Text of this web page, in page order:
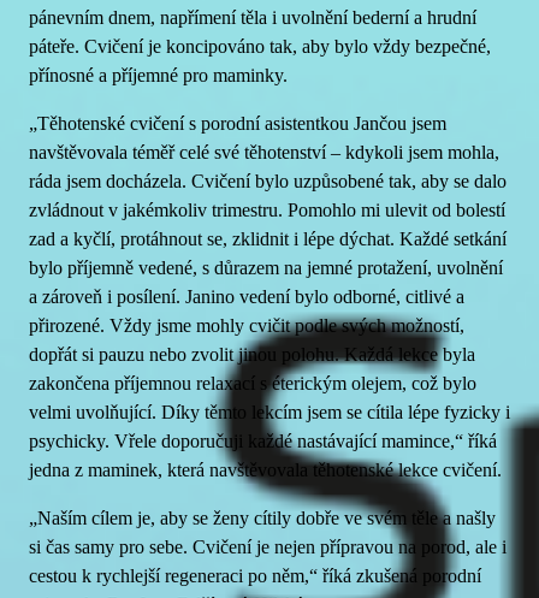
pánevním dnem, napřímení těla i uvolnění bederní a hrudní
páteře. Cvičení je koncipováno tak, aby bylo vždy bezpečné,
přínosné a příjemné pro maminky.
„Těhotenské cvičení s porodní asistentkou Jančou jsem
navštěvovala téměř celé své těhotenství – kdykoli jsem mohla,
ráda jsem docházela. Cvičení bylo uzpůsobené tak, aby se dalo
zvládnout v jakémkoliv trimestru. Pomohlo mi ulevit od bolestí
zad a kyčlí, protáhnout se, zklidnit i lépe dýchat. Každé setkání
bylo příjemně vedené, s důrazem na jemné protažení, uvolnění
a zároveň i posílení. Janino vedení bylo odborné, citlivé a
přirozené. Vždy jsme mohly cvičit podle svých možností,
dopřát si pauzu nebo zvolit jinou polohu. Každá lekce byla
zakončena příjemnou relaxací s éterickým olejem, což bylo
velmi uvolňující. Díky těmto lekcím jsem se cítila lépe fyzicky i
psychicky. Vřele doporučuji každé nastávající mamince,“ říká
jedna z maminek, která navštěvovala těhotenské lekce cvičení.
„Naším cílem je, aby se ženy cítily dobře ve svém těle a našly
si čas samy pro sebe. Cvičení je nejen přípravou na porod, ale i
cestou k rychlejší regeneraci po něm,“ říká zkušená porodní